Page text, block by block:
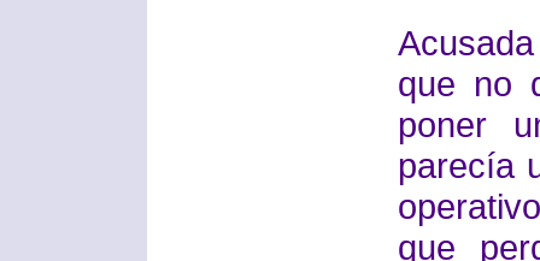
que no
poner
parecía
que